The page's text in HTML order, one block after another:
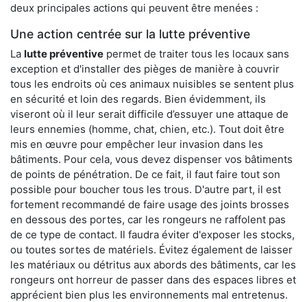
deux principales actions qui peuvent être menées :
Une action centrée sur la lutte préventive
La lutte préventive permet de traiter tous les locaux sans
exception et d'installer des pièges de manière à couvrir
tous les endroits où ces animaux nuisibles se sentent plus
en sécurité et loin des regards. Bien évidemment, ils
viseront où il leur serait difficile d’essuyer une attaque de
leurs ennemies (homme, chat, chien, etc.). Tout doit être
mis en œuvre pour empêcher leur invasion dans les
bâtiments. Pour cela, vous devez dispenser vos bâtiments
de points de pénétration. De ce fait, il faut faire tout son
possible pour boucher tous les trous. D'autre part, il est
fortement recommandé de faire usage des joints brosses
en dessous des portes, car les rongeurs ne raffolent pas
de ce type de contact. Il faudra éviter d'exposer les stocks,
ou toutes sortes de matériels. Évitez également de laisser
les matériaux ou détritus aux abords des bâtiments, car les
rongeurs ont horreur de passer dans des espaces libres et
apprécient bien plus les environnements mal entretenus.